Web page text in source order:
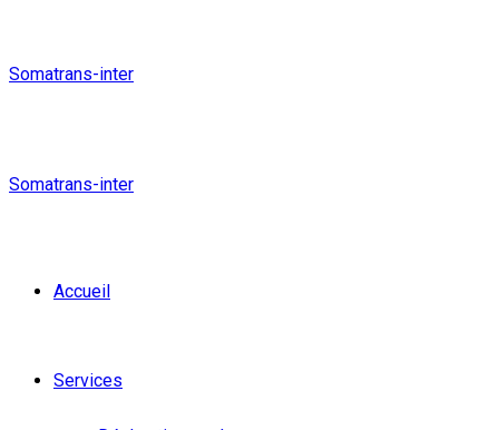
Somatrans-inter
Somatrans-inter
Accueil
Services